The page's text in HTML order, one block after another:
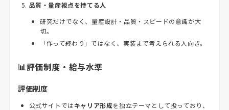
品質・量産視点を持てる人
研究だけでなく、量産設計・品質・スピードの意識が大
切。
「作って終わり」ではなく、実装まで考えられる人向き。
📊評価制度・給与水準
評価制度
公式サイトではキャリア形成を独立テーマとして扱っており、